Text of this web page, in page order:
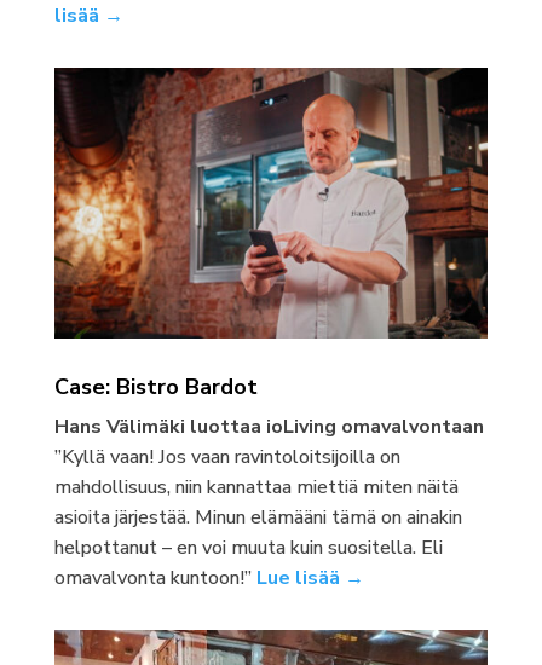
lisää →
Case: Bistro Bardot
Hans Välimäki luottaa ioLiving omavalvontaan
”Kyllä vaan! Jos vaan ravintoloitsijoilla on
mahdollisuus, niin kannattaa miettiä miten näitä
asioita järjestää. Minun elämääni tämä on ainakin
helpottanut – en voi muuta kuin suositella. Eli
omavalvonta kuntoon!” Lue lisää →